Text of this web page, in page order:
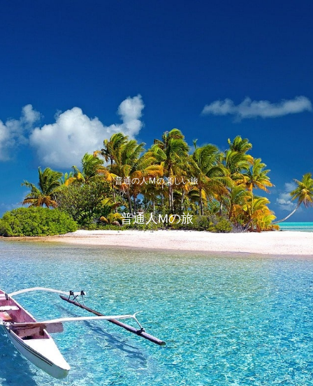
普通の人Ｍの楽しい旅
普通人Mの旅